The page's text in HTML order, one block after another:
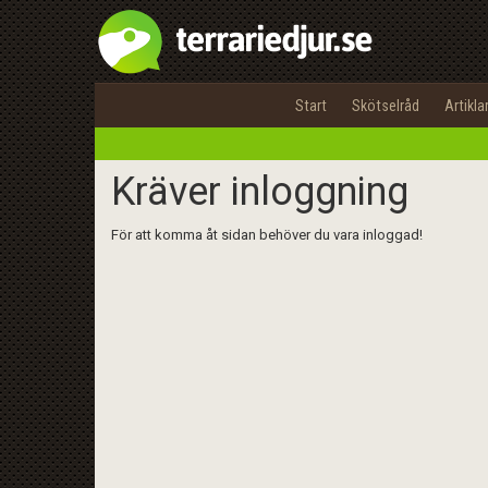
Start Skötselråd Artiklar
Kräver inloggning
För att komma åt sidan behöver du vara inloggad!